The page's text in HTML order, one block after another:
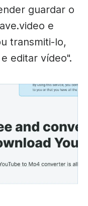
guardar o
e
transmiti-lo,
editar vídeo".